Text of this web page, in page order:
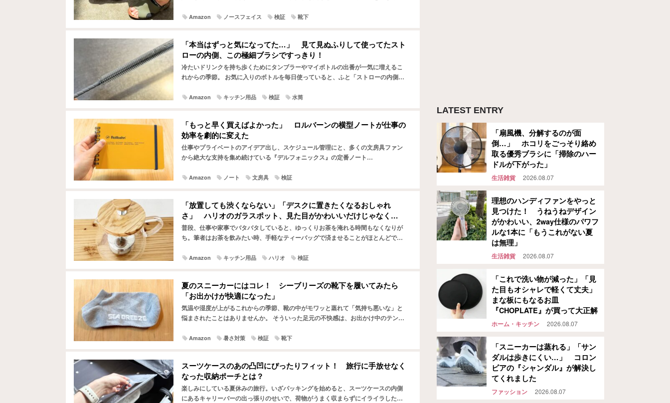
Amazon ノースフェイス 検証 靴下
「本当はずっと気になってた…」 見て見ぬふりして使ってたスト
ローの内側、この極細ブラシですっきり！
冷たいドリンクを持ち歩くためにタンブラーやマイボトルの出番が一気に増えるこ
れからの季節。 お気に入りのボトルを毎日使っていると、ふと「ストローの内側、
Amazon キッチン用品 検証 水筒
「もっと早く買えばよかった」 ロルバーンの横型ノートが仕事の
効率を劇的に変えた
仕事やプライベートのアイデア出し、スケジュール管理にと、多くの文房具ファン
から絶大な支持を集め続けている『デルフォニックス』の定番ノート
り…Amazon ノート 文房具 検証
「放置しても渋くならない」「デスクに置きたくなるおしゃれ
さ」 ハリオのガラスポット、見た目がかわいいだけじゃなく…
普段、仕事や家事でバタバタしていると、ゆっくりお茶を淹れる時間もなくなりが
ち。筆者はお茶を飲みたい時、手軽なティーバッグで済ませることがほとんどでし
Amazon キッチン用品 ハリオ 検証
夏のスニーカーにはコレ！ シーブリーズの靴下を履いてみたら
「お出かけが快適になった」
気温や湿度が上がるこれからの季節、靴の中がモワッと蒸れて「気持ち悪いな」と
悩まされたことはありませんか。 そういった足元の不快感は、お出かけ中のテンシ
Amazon 暑さ対策 検証 靴下
スーツケースのあの凸凹にぴったりフィット！ 旅行に手放せなく
なった収納ポーチとは？
楽しみにしている夏休みの旅行。いざパッキングを始めると、スーツケースの内側
にあるキャリーバーの出っ張りのせいで、荷物がうまく収まらずにイライラした経
LATEST ENTRY
「扇風機、分解するのが面
倒…」 ホコリをごっそり絡め
取る優秀ブラシに「掃除のハー
ドルが下がった」
生活雑貨 2026.08.07
理想のハンディファンをやっと
見つけた！ うねうねデザイン
がかわいい、2way仕様のパワフ
ルな1本に「もうこれがない夏
は無理」
生活雑貨 2026.08.07
「これで洗い物が減った」「見
た目もオシャレで軽くて丈夫」
まな板にもなるお皿
『CHOPLATE』が買って大正解
ホーム・キッチン 2026.08.07
「スニーカーは蒸れる」「サン
ダルは歩きにくい…」 コロン
ビアの『シャンダル』が解決し
てくれました
ファッション 2026.08.07